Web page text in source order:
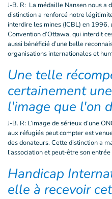
J-B. R: La médaille Nansen nous a
distinction a renforcé notre
interdire les mines (ICBL) en 1996,
Convention d’Ottawa, qui interdit
aussi bénéficié d’une belle
organisations internationales et
Une telle
certainement
l'image que l'on
J-B. R: L’image de sérieux d’une
aux réfugiés peut compter est
des donateurs. Cette distinction a
l’association et peut-être son
Handicap
elle à recevoir